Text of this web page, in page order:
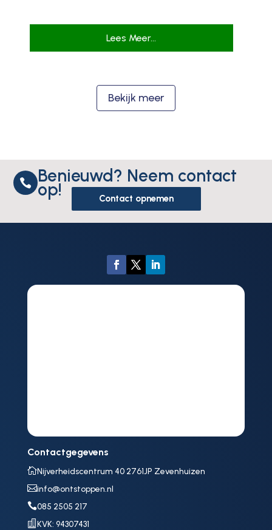
Lees Meer...
Bekijk meer
 Benieuwd? Neem contact
op! Contact opnemen
Contactgegevens
Nijverheidscentrum 40 2761JP Zevenhuizen
info@ontstoppen.nl
085 2505 217
 KVK: 94307431